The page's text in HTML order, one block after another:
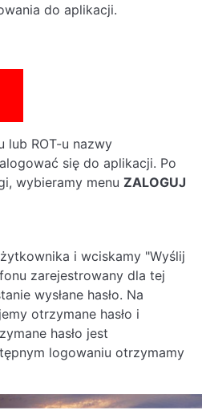
do aplikacji.
lub ROT-u nazwy
się do aplikacji. Po
wybieramy menu ZALOGUJ
i wciskamy "Wyślij
zarejestrowany dla tej
wysłane hasło. Na
otrzymane hasło i
hasło jest
logowaniu otrzymamy